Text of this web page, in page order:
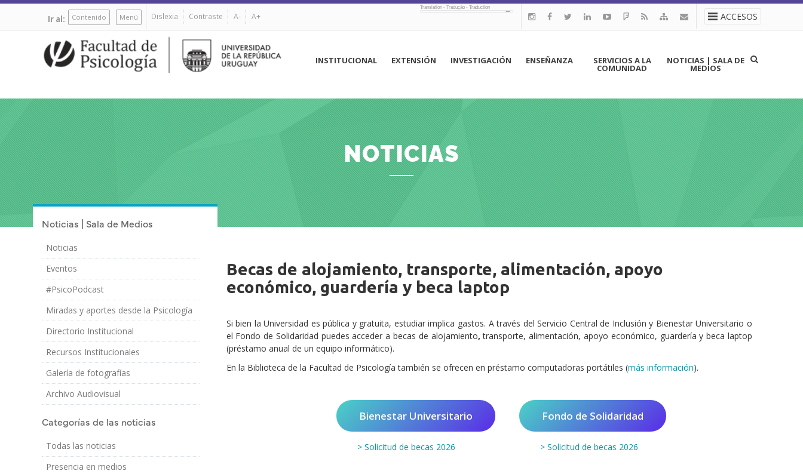
Pasar
contenido
Ir al: Contenido Menú Dislexia Contraste A- A+ ACCESOS
Translation - Tradução - Traduction
principal
INSTITUCIONAL EXTENSIÓN INVESTIGACIÓN ENSEÑANZA SERVICIOS A LA
COMUNIDAD
NOTICIAS | SALA DE
MEDIOS
NOTICIAS
Noticias | Sala de Medios
Noticias
Eventos
#PsicoPodcast
Miradas y aportes desde la Psicología
Directorio Institucional
Recursos Institucionales
Galería de fotografías
Archivo Audiovisual
Categorías de las noticias
Todas las noticias
Presencia en medios
Becas de alojamiento, transporte, alimentación, apoyo
económico, guardería y beca laptop
Cuerpo
Si bien la Universidad es pública y gratuita, estudiar implica gastos. A través del Servicio Central de Inclusión y Bienestar Universitario o
el Fondo de Solidaridad puedes acceder a becas de alojamiento,transporte, alimentación, apoyo económico, guardería y beca laptop
(préstamo anual de un equipo informático).
En la Biblioteca de la Facultad de Psicología también se ofrecen en préstamo computadoras portátiles (más información).
Bienestar Universitario
> Solicitud de becas 2026
Fondo de Solidaridad
> Solicitud de becas 2026